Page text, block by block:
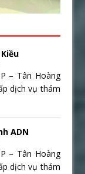
– Tân Hoàng
dịch vụ thám
ADN
– Tân Hoàng
dịch vụ thám